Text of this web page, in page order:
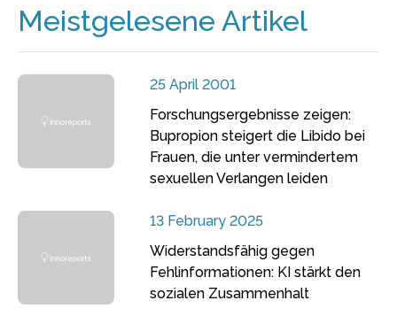
Meistgelesene Artikel
25 April 2001
Forschungsergebnisse zeigen:
Bupropion steigert die Libido bei
Frauen, die unter vermindertem
sexuellen Verlangen leiden
13 February 2025
Widerstandsfähig gegen
Fehlinformationen: KI stärkt den
sozialen Zusammenhalt